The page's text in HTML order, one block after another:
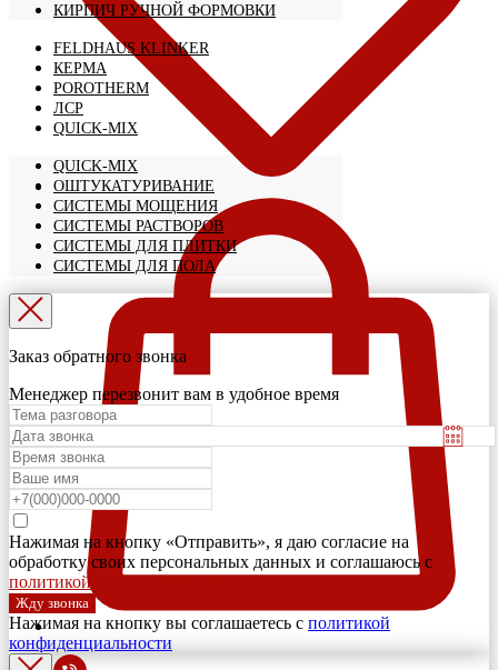
КИРПИЧ РУЧНОЙ ФОРМОВКИ
FELDHAUS KLINKER
КЕРМА
POROTHERM
ЛСР
QUICK-MIX
QUICK-MIX
ОШТУКАТУРИВАНИЕ
СИСТЕМЫ МОЩЕНИЯ
СИСТЕМЫ РАСТВОРОВ
СИСТЕМЫ ДЛЯ ПЛИТКИ
СИСТЕМЫ ДЛЯ ПОЛА
Заказ обратного звонка
Менеджер перезвонит вам в удобное время
Нажимая на кнопку «Отправить», я даю согласие на
обработку своих персональных данных и соглашаюсь с
политикой конфиденциальности
Жду звонка
Нажимая на кнопку вы соглашаетесь с политикой
конфиденциальности